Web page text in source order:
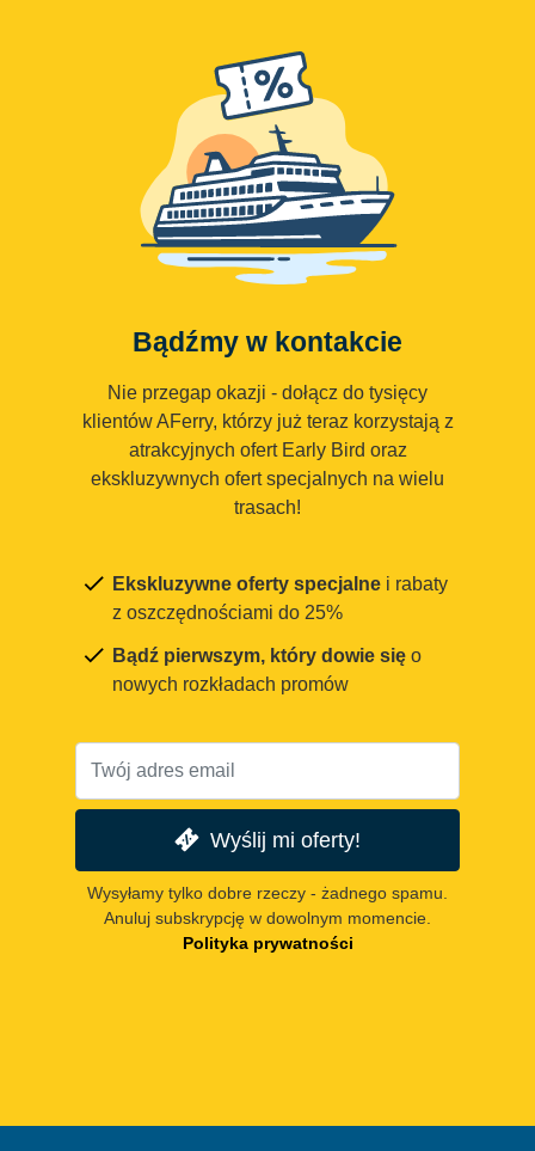
Bądźmy w kontakcie
Nie przegap okazji - dołącz do tysięcy
klientów AFerry, którzy już teraz korzystają z
atrakcyjnych ofert Early Bird oraz
ekskluzywnych ofert specjalnych na wielu
trasach!
Ekskluzywne oferty specjalne i rabaty
z oszczędnościami do 25%
Bądź pierwszym, który dowie się o
nowych rozkładach promów
Wyślij mi oferty!
Wysyłamy tylko dobre rzeczy - żadnego spamu.
Anuluj subskrypcję w dowolnym momencie.
Polityka prywatności